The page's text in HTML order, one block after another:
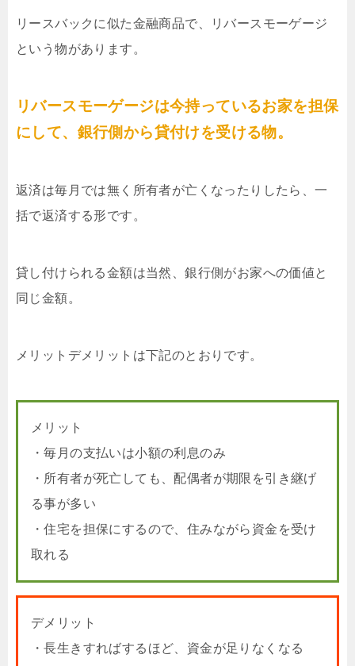
リースバックに似た金融商品で、リバースモーゲージ
という物があります。
リバースモーゲージは今持っているお家を担保
にして、銀行側から貸付けを受ける物。
返済は毎月では無く所有者が亡くなったりしたら、一
括で返済する形です。
貸し付けられる金額は当然、銀行側がお家への価値と
同じ金額。
メリットデメリットは下記のとおりです。
メリット
・毎月の支払いは小額の利息のみ
・所有者が死亡しても、配偶者が期限を引き継げ
る事が多い
・住宅を担保にするので、住みながら資金を受け
取れる
デメリット
・長生きすればするほど、資金が足りなくなる